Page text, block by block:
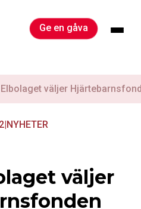
Ge en gåva
Elbolaget väljer
|NYHETER
väljer